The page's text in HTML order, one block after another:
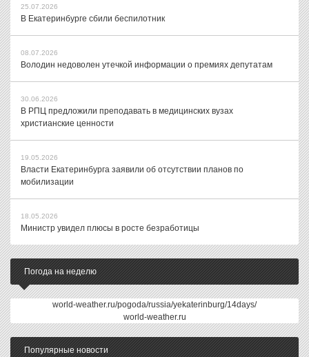
25.07.2026
В Екатеринбурге сбили беспилотник
08.07.2026
Володин недоволен утечкой информации о премиях депутатам
30.06.2026
В РПЦ предложили преподавать в медицинских вузах
христианские ценности
19.05.2026
Власти Екатеринбурга заявили об отсутствии планов по
мобилизации
18.05.2026
Министр увидел плюсы в росте безработицы
Погода на неделю
world-weather.ru/pogoda/russia/yekaterinburg/14days/
world-weather.ru
Популярные новости